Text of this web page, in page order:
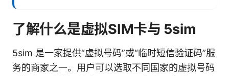
了解什么是虚拟SIM卡与 5sim
5sim 是一家提供“虚拟号码”或“临时短信验证码”服
务的商家之一。用户可以选取不同国家的虚拟号码